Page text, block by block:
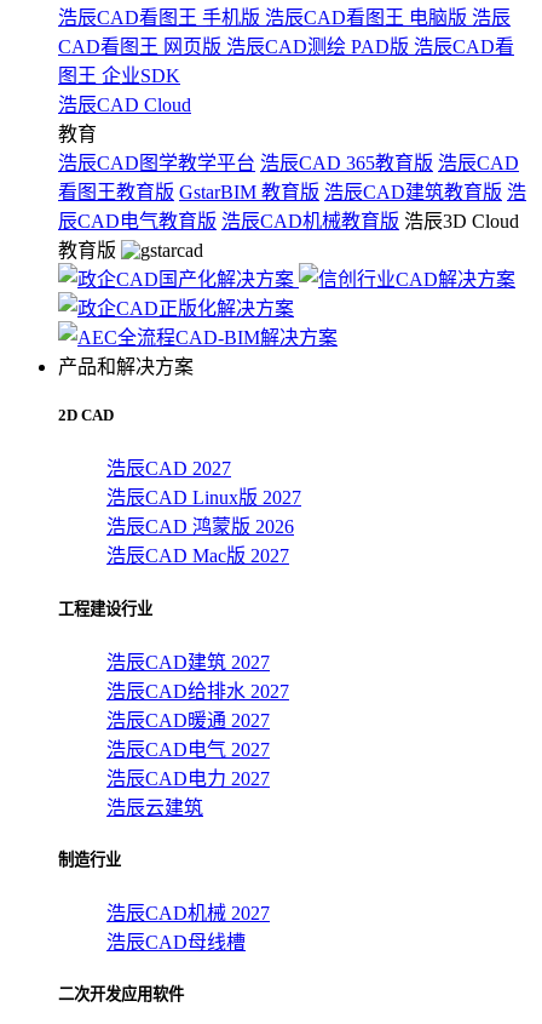
浩辰CAD看图王 手机版 浩辰CAD看图王 电脑版 浩辰
CAD看图王 网页版 浩辰CAD测绘 PAD版 浩辰CAD看
图王 企业SDK
浩辰CAD Cloud
教育
浩辰CAD图学教学平台 浩辰CAD 365教育版 浩辰CAD
看图王教育版 GstarBIM 教育版 浩辰CAD建筑教育版 浩
辰CAD电气教育版 浩辰CAD机械教育版 浩辰3D Cloud
教育版
产品和解决方案
2D CAD
浩辰CAD 2027
浩辰CAD Linux版 2027
浩辰CAD 鸿蒙版 2026
浩辰CAD Mac版 2027
工程建设行业
浩辰CAD建筑 2027
浩辰CAD给排水 2027
浩辰CAD暖通 2027
浩辰CAD电气 2027
浩辰CAD电力 2027
浩辰云建筑
制造行业
浩辰CAD机械 2027
浩辰CAD母线槽
二次开发应用软件